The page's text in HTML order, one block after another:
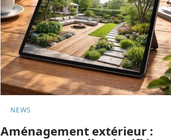
NEWS
Aménagement extérieur :